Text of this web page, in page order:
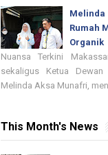
Rumah
Organik
Nuansa Terkini
sekaligus Ketua
Melinda Aksa Munafri,
This Month's News